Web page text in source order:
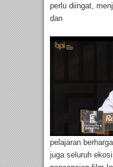
perlu diingat,
dan
pelajaran
juga seluruh